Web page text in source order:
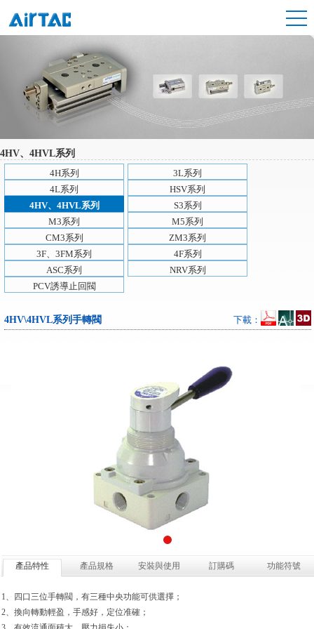
4HV、4HVL系列
4H系列
3L系列
4L系列
HSV系列
4HV、4HVL系列
S3系列
M3系列
M5系列
CM3系列
ZM3系列
3F、3FM系列
4F系列
ASC系列
NRV系列
PCV誘導止回閥
4HV\4HVL系列手轉閥 下載：
產品特性 產品規格 安裝與使用 訂購碼 功能符號
1、四口三位手轉閥，有三種中央功能可供選擇；
2、換向轉動輕盈，手感好，定位准確；